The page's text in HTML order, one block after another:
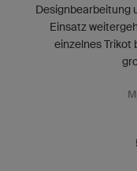
Designbearbeitung
Einsatz
einzelnes Trikot